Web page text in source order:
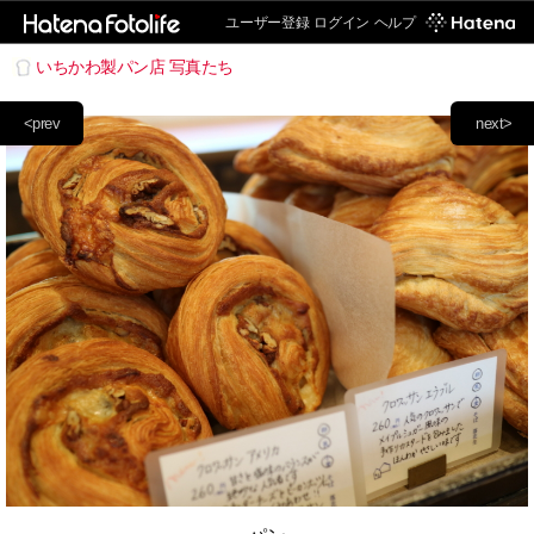
ユーザー登録 ログイン ヘルプ
いちかわ製パン店 写真たち
next>
<prev